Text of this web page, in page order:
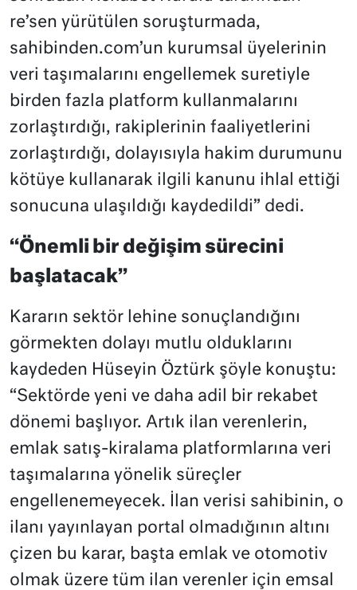
re’sen yürütülen soruşturmada,
sahibinden.com’un kurumsal üyelerinin
veri taşımalarını engellemek suretiyle
birden fazla platform kullanmalarını
zorlaştırdığı, rakiplerinin faaliyetlerini
zorlaştırdığı, dolayısıyla hakim durumunu
kötüye kullanarak ilgili kanunu ihlal ettiği
sonucuna ulaşıldığı kaydedildi” dedi.
“Önemli bir değişim sürecini
başlatacak”
Kararın sektör lehine sonuçlandığını
görmekten dolayı mutlu olduklarını
kaydeden Hüseyin Öztürk şöyle konuştu:
“Sektörde yeni ve daha adil bir rekabet
dönemi başlıyor. Artık ilan verenlerin,
emlak satış-kiralama platformlarına veri
taşımalarına yönelik süreçler
engellenemeyecek. İlan verisi sahibinin, o
ilanı yayınlayan portal olmadığının altını
çizen bu karar, başta emlak ve otomotiv
olmak üzere tüm ilan verenler için emsal